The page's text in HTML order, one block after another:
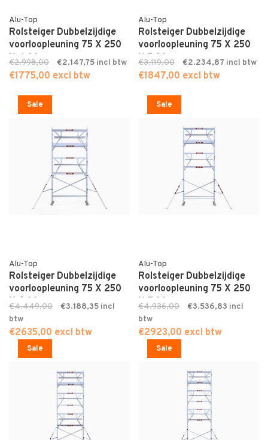
Alu-Top
Rolsteiger Dubbelzijdige
voorloopleuning 75 X 250
X 4,20
€2.998,00 €2.147,75
€1775,00 excl btw
Alu-Top
Rolsteiger Dubbelzijdige
voorloopleuning 75 X 250
X 5,20
€3.119,00 €2.234,87
€1847,00 excl btw
Sale
Alu-Top
Rolsteiger Dubbelzijdige
voorloopleuning 75 X 250
X 6,20
€4.449,00 €3.188,35
€2635,00 excl btw
Sale
Alu-Top
Rolsteiger Dubbelzijdige
voorloopleuning 75 X 250
X 7,20
€4.936,00 €3.536,83
€2923,00 excl btw
Sale Sale